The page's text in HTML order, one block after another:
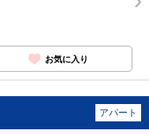
お気に入り
アパート